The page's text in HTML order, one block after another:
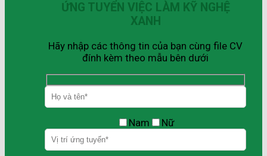
ỨNG TUYỂN VIỆC LÀM KỸ NGHỆ
XANH
Hãy nhập các thông tin của bạn cùng file CV
đính kèm theo mẫu bên dưới
Nam Nữ